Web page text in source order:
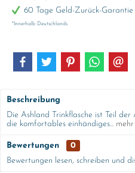
60 Tage Geld-Zurück-Garantie
*Innerhalb Deutschlands
Beschreibung
Die Ashland Trinkflasche ist Teil
die komfortables einhändiges... mehr
Bewertungen
0
Bewertungen lesen, schreiben und